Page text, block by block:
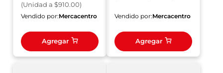
(Unidad a $910.00)
Vendido por:Mercacentro
Agregar
Vendido por:Mercacentro
Agregar